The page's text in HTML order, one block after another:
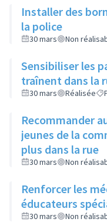
Installer des
la police
30 mars Non
Sensibiliser les
traînent dans la
30 mars Réalisée
Recommander
jeunes de la
plus dans la rue
30 mars Non
Renforcer les
éducateurs
30 mars Non